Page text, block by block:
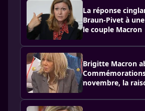
La réponse
Braun-Pivet à
le couple Macron
Brigitte Macron
novembre, la